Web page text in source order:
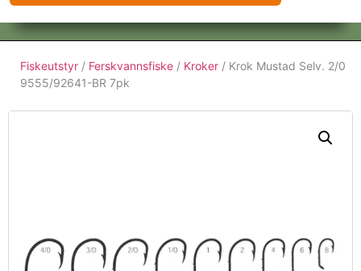
Fiskeutstyr / Ferskvannsfiske / Kroker / Krok Mustad Selv. 2/0
9555/92641-BR 7pk